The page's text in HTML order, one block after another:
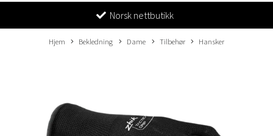
Norsk nettbutikk
Hjem Bekledning Dame Tilbehør Hansker